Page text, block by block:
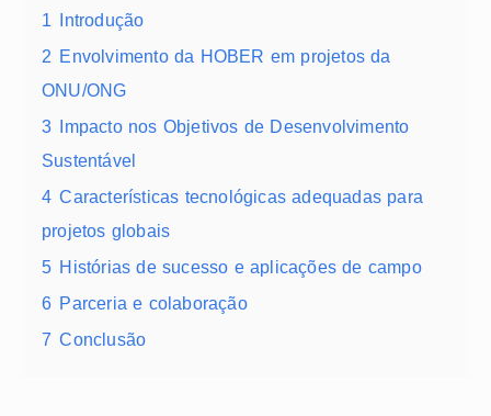
1 Introdução
2 Envolvimento da HOBER em projetos da
ONU/ONG
3 Impacto nos Objetivos de Desenvolvimento
Sustentável
4 Características tecnológicas adequadas para
projetos globais
5 Histórias de sucesso e aplicações de campo
6 Parceria e colaboração
7 Conclusão